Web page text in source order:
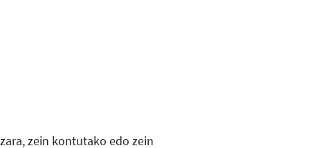
zein kontutako edo zein